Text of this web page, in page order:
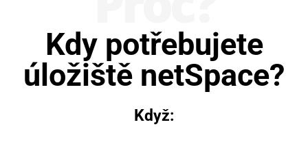
Kdy potřebujete
úložiště netSpace?
Když: